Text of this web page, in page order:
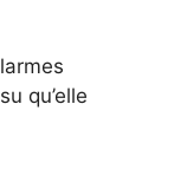
qu’elle